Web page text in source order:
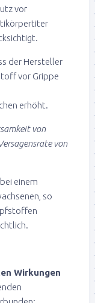
vor
der Hersteller
vor Grippe
erhöht.
von
von
einem
so
Wirkungen